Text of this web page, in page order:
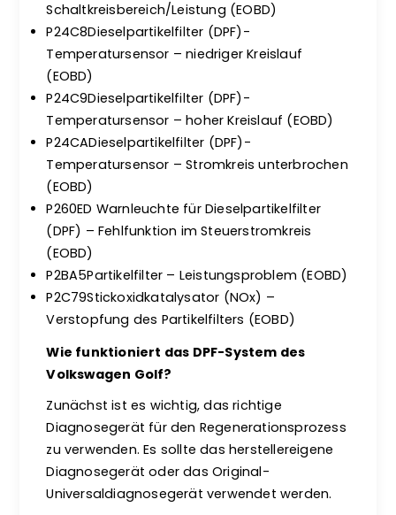
Schaltkreisbereich/Leistung (EOBD)
P24C8Dieselpartikelfilter (DPF)-
Temperatursensor – niedriger Kreislauf
(EOBD)
P24C9Dieselpartikelfilter (DPF)-
Temperatursensor – hoher Kreislauf (EOBD)
P24CADieselpartikelfilter (DPF)-
Temperatursensor – Stromkreis unterbrochen
(EOBD)
P260ED Warnleuchte für Dieselpartikelfilter
(DPF) – Fehlfunktion im Steuerstromkreis
(EOBD)
P2BA5Partikelfilter – Leistungsproblem (EOBD)
P2C79Stickoxidkatalysator (NOx) –
Verstopfung des Partikelfilters (EOBD)
Wie funktioniert das DPF-System des
Volkswagen Golf?
Zunächst ist es wichtig, das richtige
Diagnosegerät für den Regenerationsprozess
zu verwenden. Es sollte das herstellereigene
Diagnosegerät oder das Original-
Universaldiagnosegerät verwendet werden.